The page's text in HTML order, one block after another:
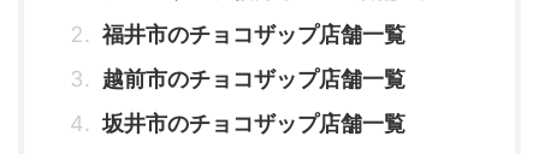
福井市のチョコザップ店舗一覧
越前市のチョコザップ店舗一覧
坂井市のチョコザップ店舗一覧